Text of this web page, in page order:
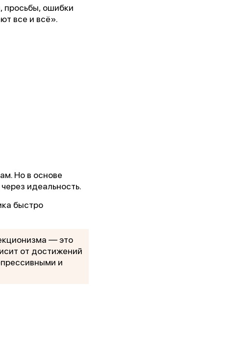
просьбы, ошибки
все и всё».
Но в основе
идеальность.
быстро
— это
от достижений
и